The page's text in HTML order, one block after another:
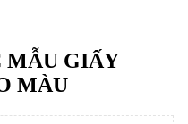
MẪU GIẤY
MÀU